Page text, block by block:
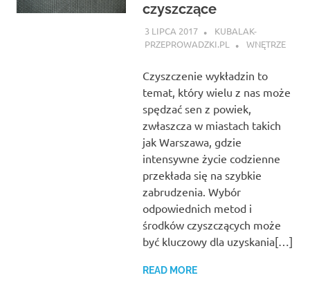
czyszczące
3 LIPCA 2017
KUBALAK-
PRZEPROWADZKI.PL
WNĘTRZE
Czyszczenie wykładzin to
temat, który wielu z nas może
spędzać sen z powiek,
zwłaszcza w miastach takich
jak Warszawa, gdzie
intensywne życie codzienne
przekłada się na szybkie
zabrudzenia. Wybór
odpowiednich metod i
środków czyszczących może
być kluczowy dla uzyskania[…]
READ MORE